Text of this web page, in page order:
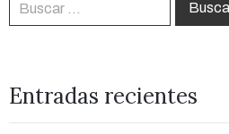
Entradas recientes